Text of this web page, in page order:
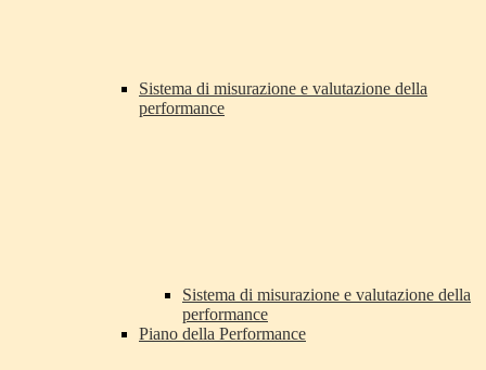
Sistema di misurazione e valutazione della
performance
Sistema di misurazione e valutazione della
performance
Piano della Performance